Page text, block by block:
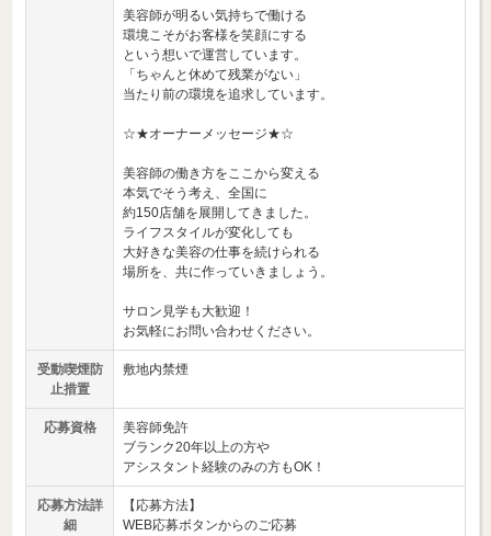
美容師が明るい気持ちで働ける
環境こそがお客様を笑顔にする
という想いで運営しています。
「ちゃんと休めて残業がない」
当たり前の環境を追求しています。
☆★オーナーメッセージ★☆
美容師の働き方をここから変える
本気でそう考え、全国に
約150店舗を展開してきました。
ライフスタイルが変化しても
大好きな美容の仕事を続けられる
場所を、共に作っていきましょう。
サロン見学も大歓迎！
お気軽にお問い合わせください。
受動喫煙防
止措置
敷地内禁煙
応募資格
美容師免許
ブランク20年以上の方や
アシスタント経験のみの方もOK！
応募方法詳
細
【応募方法】
WEB応募ボタンからのご応募